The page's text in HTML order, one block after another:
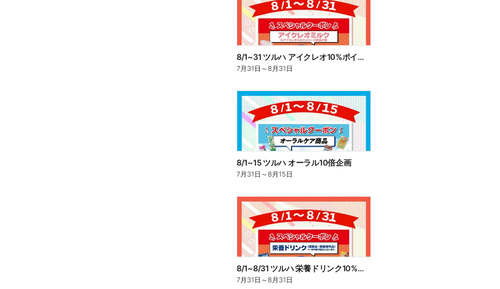
8/1~31 ツルハ アイクレオ10%ポイント還元
7月31日 ～8月31日
8/1~15 ツルハ オーラル10倍企画
7月31日 ～8月15日
8/1~8/31 ツルハ 栄養ドリンク10%ポイント還元
7月31日 ～8月31日